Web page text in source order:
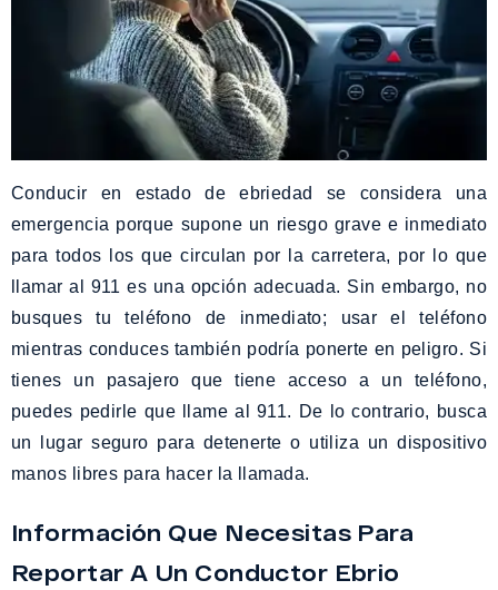
Conducir en estado de ebriedad se considera una
emergencia porque supone un riesgo grave e inmediato
para todos los que circulan por la carretera, por lo que
llamar al 911 es una opción adecuada. Sin embargo, no
busques tu teléfono de inmediato; usar el teléfono
mientras conduces también podría ponerte en peligro. Si
tienes un pasajero que tiene acceso a un teléfono,
puedes pedirle que llame al 911. De lo contrario, busca
un lugar seguro para detenerte o utiliza un dispositivo
manos libres para hacer la llamada.
Información Que Necesitas Para
Reportar A Un Conductor Ebrio